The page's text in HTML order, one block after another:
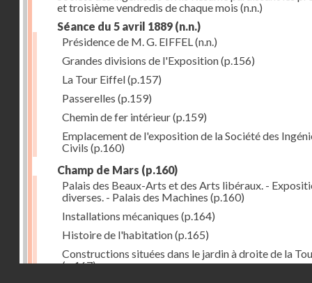
et troisième vendredis de chaque mois (n.n.)
Séance du 5 avril 1889 (n.n.)
Présidence de M. G. EIFFEL (n.n.)
Grandes divisions de l'Exposition(p.156)
La Tour Eiffel(p.157)
Passerelles (p.159)
Chemin de fer intérieur(p.159)
Emplacement de l'exposition de la Société des
Civils (p.160)
Champ de Mars (p.160)
Palais des Beaux-Arts et des Arts libéraux. -
diverses. - Palais des Machines (p.160)
Installations mécaniques (p.164)
Histoire de l'habitation(p.165)
Constructions situées dans le jardin à droite de la
(p.167)